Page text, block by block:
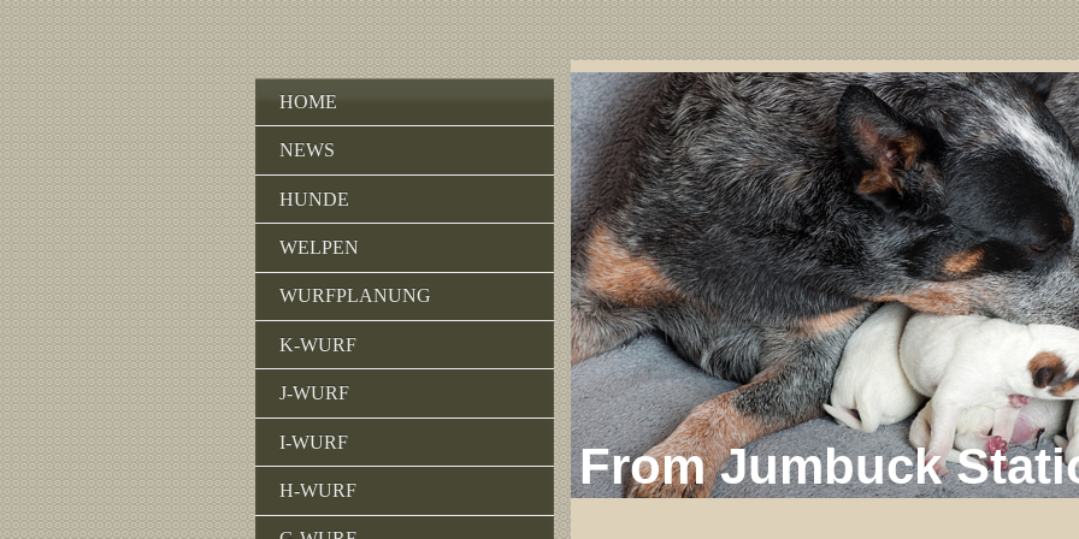
From Jumbuck
HOME
NEWS
HUNDE
WELPEN
WURFPLANUNG
K-WURF
J-WURF
I-WURF
H-WURF